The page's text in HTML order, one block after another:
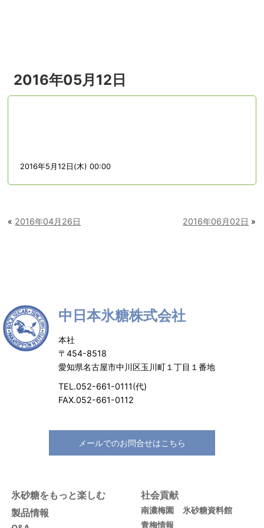
2016年05月12日
2016年5月12日(木) 00:00
« 2016年04月26日 2016年06月02日 »
中日本氷糖株式会社
本社
〒454-8518
愛知県名古屋市中川区玉川町１丁目１番地
TEL.052-661-0111(代)
FAX.052-661-0112
メールでのお問合せはこちら
氷砂糖をもっと楽しむ
製品情報
社会貢献
南濃梅園
氷砂糖資料館
青梅情報